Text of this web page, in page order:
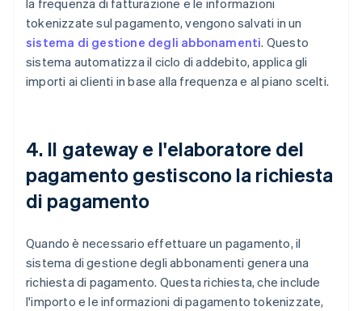
la frequenza di fatturazione e le informazioni
tokenizzate sul pagamento, vengono salvati in un
sistema di gestione degli abbonamenti. Questo
sistema automatizza il ciclo di addebito, applica gli
importi ai clienti in base alla frequenza e al piano scelti.
4. Il gateway e l'elaboratore del
pagamento gestiscono la richiesta
di pagamento
Quando è necessario effettuare un pagamento, il
sistema di gestione degli abbonamenti genera una
richiesta di pagamento. Questa richiesta, che include
l'importo e le informazioni di pagamento tokenizzate,